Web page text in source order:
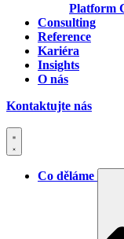
Platform
Consulting
Reference
Kariéra
Insights
O nás
Kontaktujte nás
Co děláme